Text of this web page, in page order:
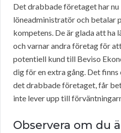
Det drabbade företaget har
löneadministratör och betalar
kompetens. De är glada att ha
och varnar andra företag för
potentiell kund till Beviso
dig för en extra gång. Det
det drabbade företaget, får
inte lever upp till
Observera om du